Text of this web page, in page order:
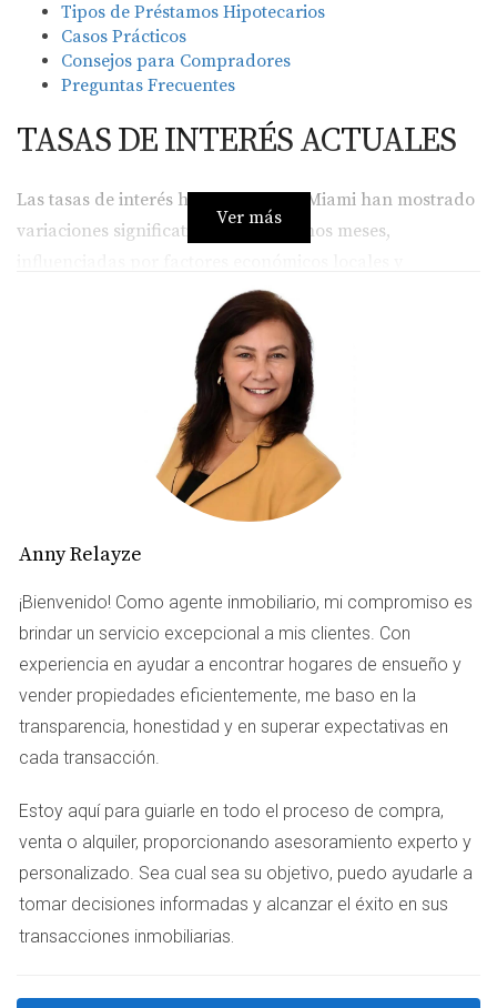
Tipos de Préstamos Hipotecarios
Casos Prácticos
Consejos para Compradores
Preguntas Frecuentes
TASAS DE INTERÉS ACTUALES
Las tasas de interés hipotecarias en Miami han mostrado
variaciones significativas en los últimos meses,
nacionales. Actualmente, las tasas promedio se sitúan
alrededor del 6.5% para hipotecas a 30 años y
aproximadamente 5.9% para hipotecas a 15 años. Estas
cifras son esenciales para cualquier comprador local que
esté considerando adquirir una propiedad en esta
Factores que Afectan las Tasas de Interés
factores, incluyendo:
Condiciones económicas generales.
Políticas monetarias del Banco Central.
Niveles de inflación.
Demanda del mercado inmobiliario.
TIPOS DE PRÉSTAMOS
A la hora de comprar una vivienda en Miami, es
fundamental conocer los diferentes tipos de préstamos
hipotecarios disponibles. Cada uno tiene características
distintas que pueden adaptarse a tus necesidades
Ver más
Anny Relayze
¡Bienvenido! Como agente inmobiliario, mi compromiso es
brindar un servicio excepcional a mis clientes. Con
experiencia en ayudar a encontrar hogares de ensueño y
vender propiedades eficientemente, me baso en la
transparencia, honestidad y en superar expectativas en
cada transacción.
Estoy aquí para guiarle en todo el proceso de compra,
venta o alquiler, proporcionando asesoramiento experto y
personalizado. Sea cual sea su objetivo, puedo ayudarle a
tomar decisiones informadas y alcanzar el éxito en sus
transacciones inmobiliarias